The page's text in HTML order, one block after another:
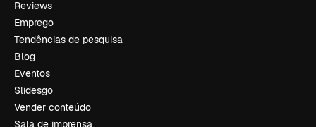
Reviews
Emprego
Tendências de pesquisa
Blog
Eventos
Slidesgo
Vender conteúdo
Sala de imprensa